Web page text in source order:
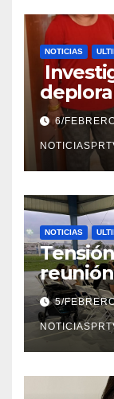
NOTICIAS
el
en
6/
NOTICIAS
5/